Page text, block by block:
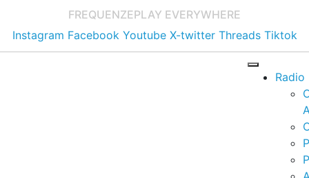
FREQUENZEPLAY EVERYWHERE
Instagram Facebook Youtube X-twitter Threads Tiktok
Radio